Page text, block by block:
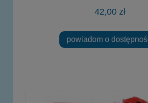
42,00 zł
powiadom o